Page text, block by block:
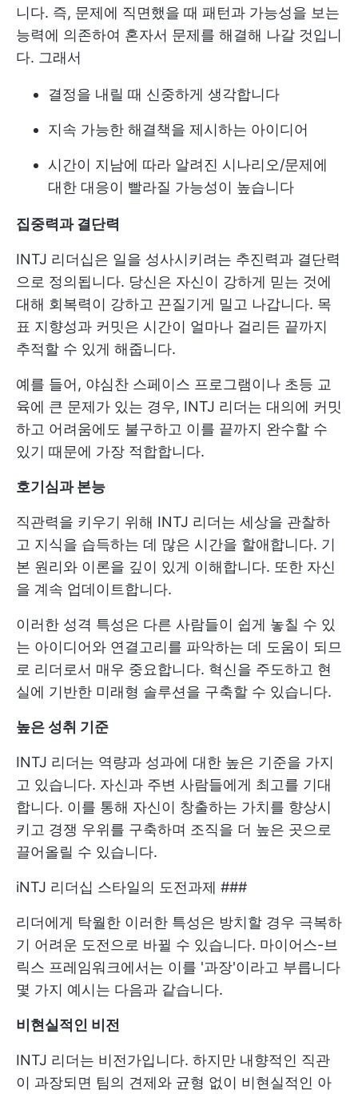
니다. 즉, 문제에 직면했을 때 패턴과 가능성을 보는
능력에 의존하여 혼자서 문제를 해결해 나갈 것입니
다. 그래서
결정을 내릴 때 신중하게 생각합니다
지속 가능한 해결책을 제시하는 아이디어
시간이 지남에 따라 알려진 시나리오/문제에
대한 대응이 빨라질 가능성이 높습니다
집중력과 결단력
INTJ 리더십은 일을 성사시키려는 추진력과 결단력
으로 정의됩니다. 당신은 자신이 강하게 믿는 것에
대해 회복력이 강하고 끈질기게 밀고 나갑니다. 목
표 지향성과 커밋은 시간이 얼마나 걸리든 끝까지
추적할 수 있게 해줍니다.
예를 들어, 야심찬 스페이스 프로그램이나 초등 교
육에 큰 문제가 있는 경우, INTJ 리더는 대의에 커밋
하고 어려움에도 불구하고 이를 끝까지 완수할 수
있기 때문에 가장 적합합니다.
호기심과 본능
직관력을 키우기 위해 INTJ 리더는 세상을 관찰하
고 지식을 습득하는 데 많은 시간을 할애합니다. 기
본 원리와 이론을 깊이 있게 이해합니다. 또한 자신
을 계속 업데이트합니다.
이러한 성격 특성은 다른 사람들이 쉽게 놓칠 수 있
는 아이디어와 연결고리를 파악하는 데 도움이 되므
로 리더로서 매우 중요합니다. 혁신을 주도하고 현
실에 기반한 미래형 솔루션을 구축할 수 있습니다.
높은 성취 기준
INTJ 리더는 역량과 성과에 대한 높은 기준을 가지
고 있습니다. 자신과 주변 사람들에게 최고를 기대
합니다. 이를 통해 자신이 창출하는 가치를 향상시
키고 경쟁 우위를 구축하며 조직을 더 높은 곳으로
끌어올릴 수 있습니다.
iNTJ 리더십 스타일의 도전과제 ###
리더에게 탁월한 이러한 특성은 방치할 경우 극복하
기 어려운 도전으로 바뀔 수 있습니다. 마이어스-브
릭스 프레임워크에서는 이를 '과장'이라고 부릅니다
몇 가지 예시는 다음과 같습니다.
비현실적인 비전
INTJ 리더는 비전가입니다. 하지만 내향적인 직관
이 과장되면 팀의 견제와 균형 없이 비현실적인 아